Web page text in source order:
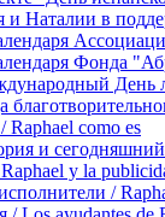
и Наталии в
Фонда
День
Raphael como es
и
y la
/